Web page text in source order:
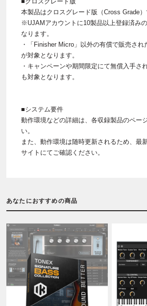
本製品はクロスグレード版（Cross Grade）
※UJAMアカウントに10製品以上登録済み
なります。
・「Finisher Micro」以外の有償で販売され
が対象となります。
・キャンペーンや期間限定にて無償入手さ
も対象となります。
■システム要件
動作環境などの詳細は、各収録製品のペー
い。
また、動作環境は随時更新されるため、最
サイトにてご確認ください。
あなたにおすすめの商品